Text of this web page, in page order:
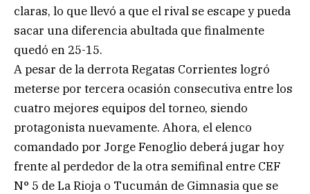
claras, lo que llevó a que el rival se escape y pueda
sacar una diferencia abultada que finalmente
quedó en 25-15.
A pesar de la derrota Regatas Corrientes logró
meterse por tercera ocasión consecutiva entre los
cuatro mejores equipos del torneo, siendo
protagonista nuevamente. Ahora, el elenco
comandado por Jorge Fenoglio deberá jugar hoy
frente al perdedor de la otra semifinal entre CEF
N° 5 de La Rioja o Tucumán de Gimnasia que se